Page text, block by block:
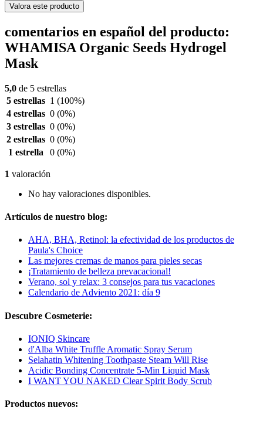
Valora este producto
comentarios en español del producto:
WHAMISA Organic Seeds Hydrogel
Mask
5,0 de 5 estrellas
5 estrellas 1 (100%)
4 estrellas 0 (0%)
3 estrellas 0 (0%)
2 estrellas 0 (0%)
1 estrella
0 (0%)
1 valoración
No hay valoraciones disponibles.
Artículos de nuestro blog:
AHA, BHA, Retinol: la efectividad de los productos de
Paula's Choice
Las mejores cremas de manos para pieles secas
¡Tratamiento de belleza prevacacional!
Verano, sol y relax: 3 consejos para tus vacaciones
Calendario de Adviento 2021: día 9
Descubre Cosmeterie:
IONIQ Skincare
d'Alba White Truffle Aromatic Spray Serum
Selahatin Whitening Toothpaste Steam Will Rise
Acidic Bonding Concentrate 5-Min Liquid Mask
I WANT YOU NAKED Clear Spirit Body Scrub
Productos nuevos: